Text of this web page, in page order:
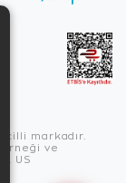
markadır.
ve
US